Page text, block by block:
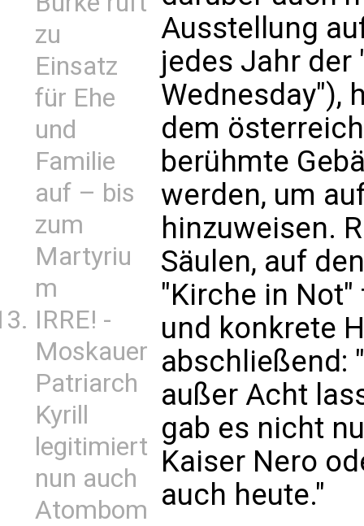
zu
Einsatz
für Ehe
und
Familie
auf – bis
zum
Martyriu
m
IRRE! -
Moskauer
Patriarch
Kyrill
legitimiert
nun auch
Atombom
Ausstellung
jedes Jahr der
Wednesday"),
dem
berühmte
werden, um
hinzuweisen.
Säulen, auf
"Kirche in
und konkrete
abschließend:
außer Acht
gab es nicht
Kaiser Nero
auch heute."